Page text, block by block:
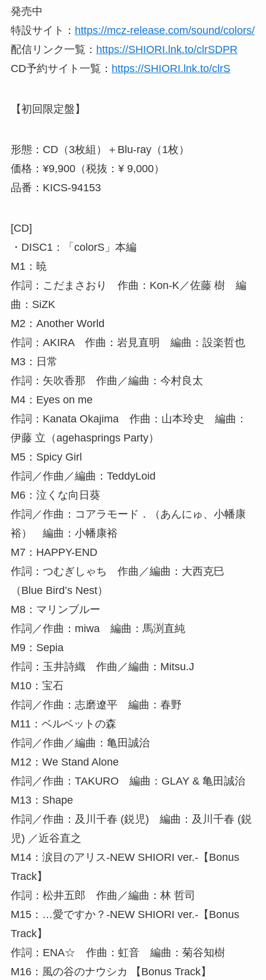
発売中
特設サイト： https://mcz-release.com/sound/colors/
配信リンク一覧： https://SHIORI.lnk.to/clrSDPR
CD予約サイト一覧： https://SHIORI.lnk.to/clrS
【初回限定盤】
形態：CD（3枚組）＋Blu-ray（1枚）
価格：¥9,900（税抜：¥ 9,000）
品番：KICS-94153
[CD]
・DISC1：「colorS」本編
M1：暁
作詞：こだまさおり 作曲：Kon-K／佐藤 樹 編
曲：SiZK
M2：Another World
作詞：AKIRA 作曲：岩見直明 編曲：設楽哲也
M3：日常
作詞：矢吹香那 作曲／編曲：今村良太
M4：Eyes on me
作詞：Kanata Okajima 作曲：山本玲史 編曲：
伊藤 立（agehasprings Party）
M5：Spicy Girl
作詞／作曲／編曲：TeddyLoid
M6：泣くな向日葵
作詞／作曲：コアラモード．（あんにゅ、小幡康
裕） 編曲：小幡康裕
M7：HAPPY-END
作詞：つむぎしゃち 作曲／編曲：大西克巳
（Blue Bird’s Nest）
M8：マリンブルー
作詞／作曲：miwa 編曲：馬渕直純
M9：Sepia
作詞：玉井詩織 作曲／編曲：Mitsu.J
M10：宝石
作詞／作曲：志磨遼平 編曲：春野
M11：ベルベットの森
作詞／作曲／編曲：亀田誠治
M12：We Stand Alone
作詞／作曲：TAKURO 編曲：GLAY & 亀田誠治
M13：Shape
作詞／作曲：及川千春 (鋭児) 編曲：及川千春 (鋭
児) ／近谷直之
M14：涙目のアリス-NEW SHIORI ver.-【Bonus
Track】
作詞：松井五郎 作曲／編曲：林 哲司
M15：…愛ですか？-NEW SHIORI ver.-【Bonus
Track】
作詞：ENA☆ 作曲：虹音 編曲：菊谷知樹
M16：風の谷のナウシカ 【Bonus Track】